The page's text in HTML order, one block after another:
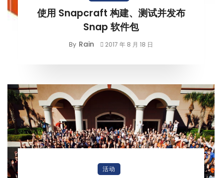
使用 Snapcraft 构建、测试并发布
Snap 软件包
By Rain 2017 年 8 月 18 日
活动